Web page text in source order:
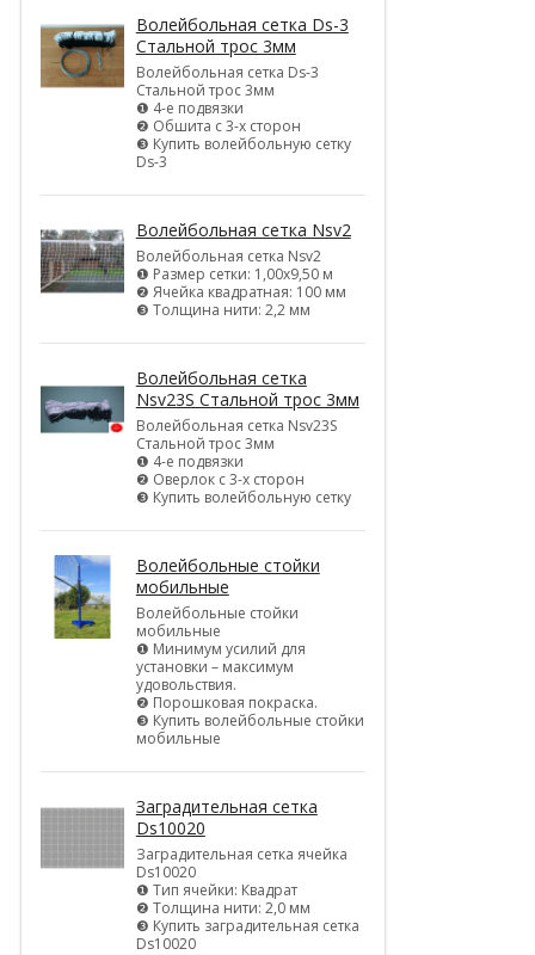
Волейбольная сетка Ds-3
Стальной трос 3мм
Волейбольная сетка Ds-3
Стальной трос 3мм
❶ 4-е подвязки
❷ Обшита с 3-х сторон
❸ Купить волейбольную сетку
Ds-3
Волейбольная сетка Nsv2
Волейбольная сетка Nsv2
❶ Размер сетки: 1,00х9,50 м
❷ Ячейка квадратная: 100 мм
❸ Толщина нити: 2,2 мм
Волейбольная сетка
Nsv23S Стальной трос 3мм
Волейбольная сетка Nsv23S
Стальной трос 3мм
❶ 4-е подвязки
❷ Оверлок с 3-х сторон
❸ Купить волейбольную сетку
Волейбольные стойки
мобильные
Волейбольные стойки
мобильные
❶ Минимум усилий для
установки – максимум
удовольствия.
❷ Порошковая покраска.
❸ Купить волейбольные стойки
мобильные
Заградительная сетка
Ds10020
Заградительная сетка ячейка
Ds10020
❶ Тип ячейки: Квадрат
❷ Толщина нити: 2,0 мм
❸ Купить заградительная сетка
Ds10020